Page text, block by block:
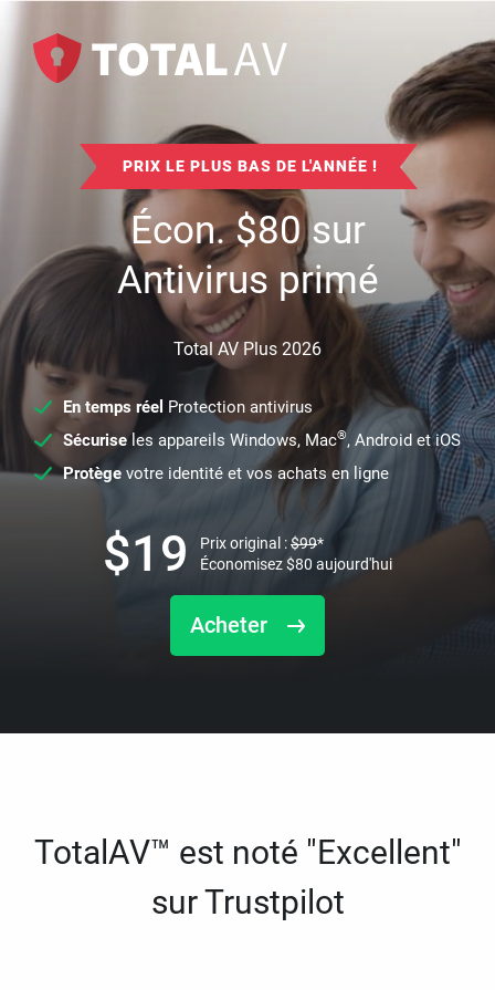
PRIX LE PLUS BAS DE L'ANNÉE !
Écon.$80sur
Antivirus primé
Total AV Plus 2026
En temps réel Protection antivirus
Sécuriseles appareils Windows, Mac®, Android et iOS
Protège votre identité et vos achats en ligne
Acheter
$19 Prix original :$99*
Économisez$80 aujourd'hui
TotalAV™ est noté "Excellent"
sur Trustpilot